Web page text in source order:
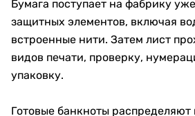
Бумага поступает на фабрику
защитных элементов, включая
встроенные нити. Затем лист
видов печати, проверку,
упаковку.
Готовые банкноты